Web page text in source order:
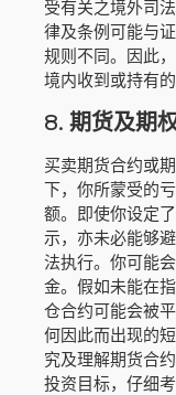
受有关之境外司
律及条例可能与
规则不同。因此
境内收到或持有
8. 期货及期
买卖期货合约或
下，你所蒙受的
额。即使你设定
示，亦未必能够
法执行。你可能
金。假如未能在
仓合约可能会被
何因此而出现的
究及理解期货合
投资目标，仔细